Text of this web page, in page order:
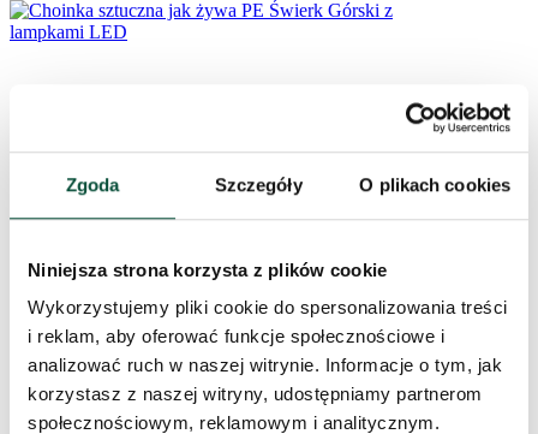
Zgoda Szczegóły O plikach cookies
Niniejsza strona korzysta z plików cookie
Wykorzystujemy pliki cookie do spersonalizowania treści
i reklam, aby oferować funkcje społecznościowe i
analizować ruch w naszej witrynie. Informacje o tym, jak
korzystasz z naszej witryny, udostępniamy partnerom
społecznościowym, reklamowym i analitycznym.